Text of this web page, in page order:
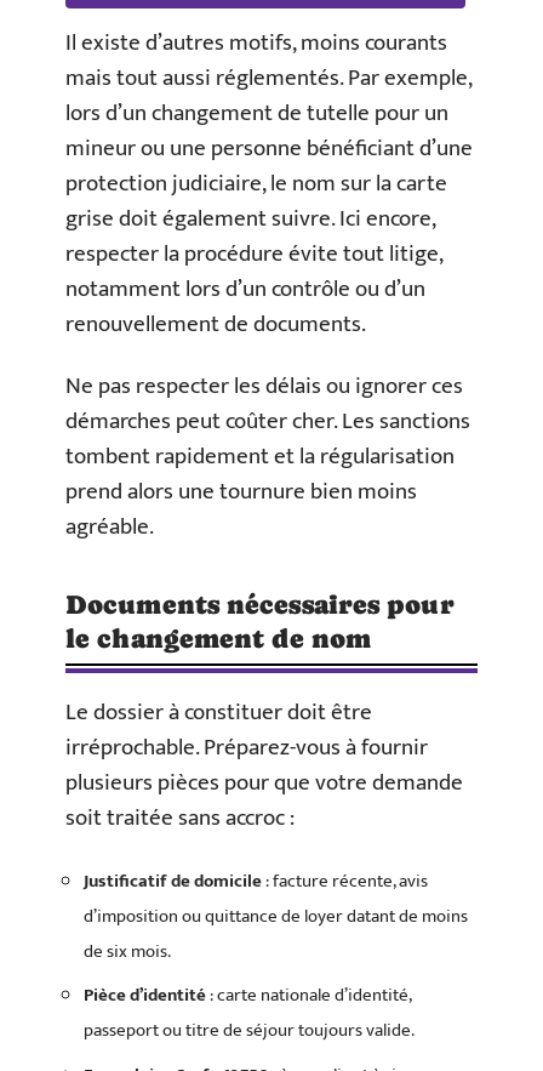
Il existe d’autres motifs, moins courants
mais tout aussi réglementés. Par exemple,
lors d’un changement de tutelle pour un
mineur ou une personne bénéficiant d’une
protection judiciaire, le nom sur la carte
grise doit également suivre. Ici encore,
respecter la procédure évite tout litige,
notamment lors d’un contrôle ou d’un
renouvellement de documents.
Ne pas respecter les délais ou ignorer ces
démarches peut coûter cher. Les sanctions
tombent rapidement et la régularisation
prend alors une tournure bien moins
agréable.
Documents nécessaires pour
le changement de nom
Le dossier à constituer doit être
irréprochable. Préparez-vous à fournir
plusieurs pièces pour que votre demande
soit traitée sans accroc :
Justificatif de domicile: facture récente, avis
d’imposition ou quittance de loyer datant de moins
de six mois.
Pièce d’identité: carte nationale d’identité,
passeport ou titre de séjour toujours valide.